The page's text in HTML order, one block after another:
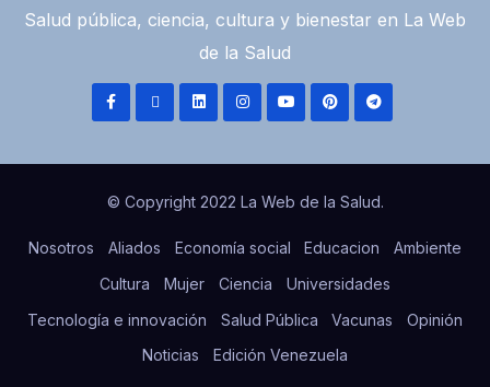
Salud pública, ciencia, cultura y bienestar en La Web
de la Salud
© Copyright 2022 La Web de la Salud.
Nosotros Aliados Economía social Educacion
Ambiente
Cultura
Mujer Ciencia
Universidades
Tecnología e innovación
Salud Pública Vacunas
Opinión
Noticias
Edición Venezuela